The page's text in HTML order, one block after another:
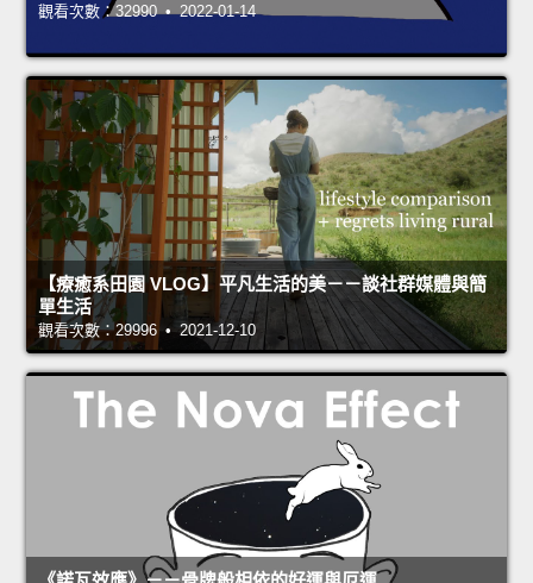
觀看次數：32990 • 2022-01-14
【療癒系田園 VLOG】平凡生活的美－－談社群媒體與簡
單生活
觀看次數：29996 • 2021-12-10